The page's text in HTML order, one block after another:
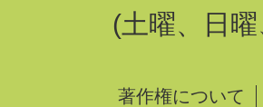
(土曜、日
著作権について